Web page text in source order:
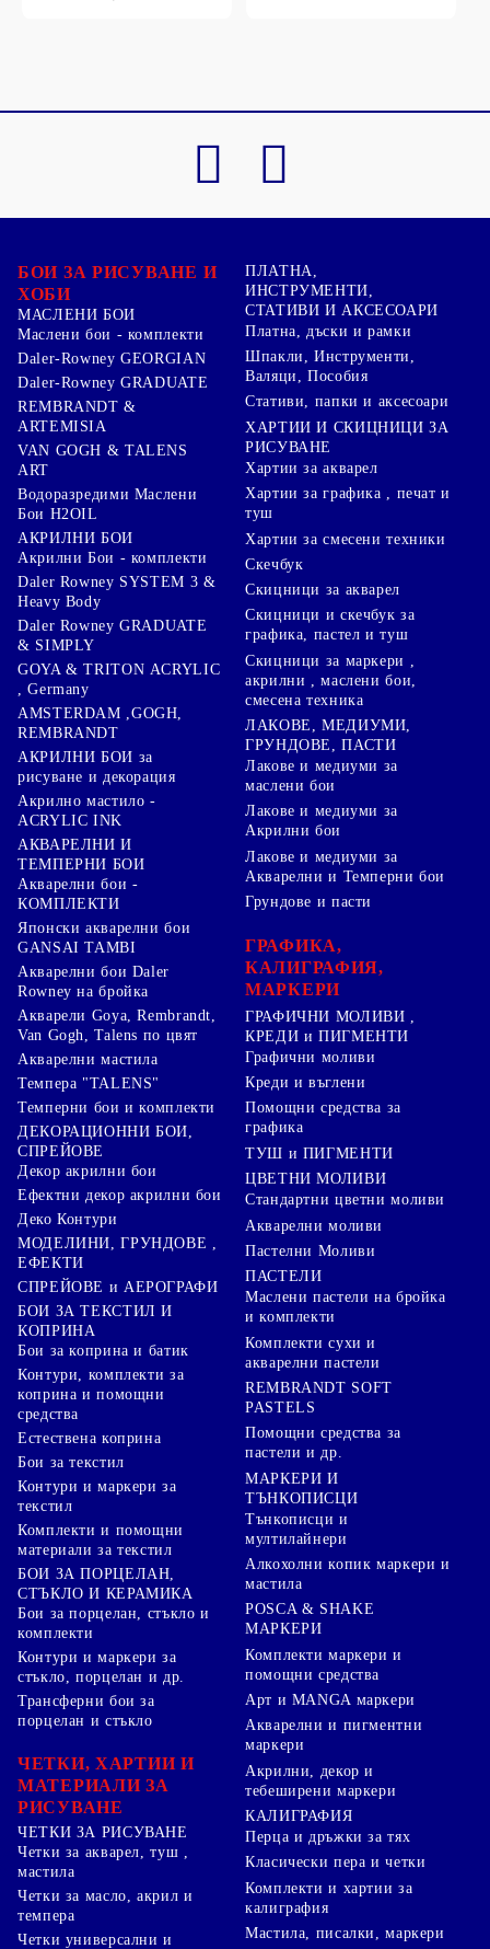
БОИ ЗА РИСУВАНЕ И
ХОБИ
МАСЛЕНИ БОИ
Маслени бои - комплекти
Daler-Rowney GEORGIAN
Daler-Rowney GRADUATE
REMBRANDT &
ARTEMISIA
VAN GOGH & TALENS
ART
Водоразредими Маслени
Бои H2OIL
АКРИЛНИ БОИ
Акрилни Бои - комплекти
Daler Rowney SYSTEM 3 &
Heavy Body
Daler Rowney GRADUATE
& SIMPLY
GOYA & TRITON АCRYLIC
, Germany
AMSTERDAM ,GOGH,
REMBRANDT
АКРИЛНИ БОИ за
рисуване и декорация
Акрилно мастило -
ACRYLIC INK
АКВАРЕЛНИ И
ТЕМПЕРНИ БОИ
Акварелни бои -
КОМПЛЕКТИ
Японски акварелни бои
GANSAI TAMBI
Акварелни бои Daler
Rowney на бройка
Акварели Goya, Rembrandt,
Van Gogh, Talens по цвят
Акварелни мастила
Темпера "TALENS"
Темперни бои и комплекти
ДЕКОРАЦИОННИ БОИ,
СПРЕЙОВЕ
Декор акрилни бои
Ефектни декор акрилни бои
Деко Контури
МОДЕЛИНИ, ГРУНДОВЕ ,
ЕФЕКТИ
СПРЕЙОВЕ и АЕРОГРАФИ
БОИ ЗА ТЕКСТИЛ И
КОПРИНА
Бои за коприна и батик
Контури, комплекти за
коприна и помощни
средства
Естествена коприна
Бои за текстил
Контури и маркери за
текстил
Комплекти и помощни
материали за текстил
БОИ ЗА ПОРЦЕЛАН,
СТЪКЛО И КЕРАМИКА
Бои за порцелан, стъкло и
комплекти
Контури и маркери за
стъкло, порцелан и др.
Трансферни бои за
порцелан и стъкло
ЧЕТКИ, ХАРТИИ И
МАТЕРИАЛИ ЗА
РИСУВАНЕ
ЧЕТКИ ЗА РИСУВАНЕ
Четки за акварел, туш ,
мастила
Четки за масло, акрил и
темпера
Четки универсални и
ПЛАТНА,
ИНСТРУМЕНТИ,
СТАТИВИ И АКСЕСОАРИ
Платна, дъски и рамки
Шпакли, Инструменти,
Валяци, Пособия
Стативи, папки и аксесоари
ХАРТИИ И СКИЦНИЦИ ЗА
РИСУВАНЕ
Хартии за акварел
Хартии за графика , печат и
туш
Хартии за смесени техники
Скечбук
Скицници за акварел
Скицници и скечбук за
графика, пастел и туш
Скицници за маркери ,
акрилни , маслени бои,
смесена техника
ЛАКОВЕ, МЕДИУМИ,
ГРУНДОВЕ, ПАСТИ
Лакове и медиуми за
маслени бои
Лакове и медиуми за
Акрилни бои
Лакове и медиуми за
Акварелни и Темперни бои
Грундове и пасти
ГРАФИКА,
КАЛИГРАФИЯ,
МАРКЕРИ
ГРАФИЧНИ МОЛИВИ ,
КРЕДИ и ПИГМЕНТИ
Графични моливи
Креди и въглени
Помощни средства за
графика
ТУШ и ПИГМЕНТИ
ЦВЕТНИ МОЛИВИ
Стандартни цветни моливи
Акварелни моливи
Пастелни Моливи
ПАСТЕЛИ
Маслени пастели на бройка
и комплекти
Комплекти сухи и
акварелни пастели
REMBRANDT SOFT
PASTELS
Помощни средства за
пастели и др.
МАРКЕРИ И
ТЪНКОПИСЦИ
Тънкописци и
мултилайнери
Алкохолни копик маркери и
мастила
POSCA & SHAKE
МАРКЕРИ
Комплекти маркери и
помощни средства
Арт и MANGA маркери
Акварелни и пигментни
маркери
Акрилни, декор и
тебеширени маркери
КАЛИГРАФИЯ
Перца и дръжки за тях
Класически пера и четки
Комплекти и хартии за
калиграфия
Мастила, писалки, маркери